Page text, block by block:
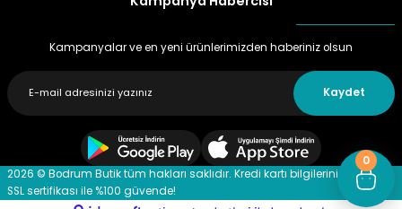
0
Kampanyalar ve en yeni ürünlerimizden haberiniz olsun
Kaydet
2026 © Bodrum Butik tüm hakları saklıdır. Kredi kartı bilgileriniz 256 bit
SSL sertifikası ile %100 güvende!